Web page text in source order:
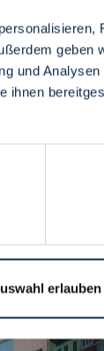
geben
und
erlauben